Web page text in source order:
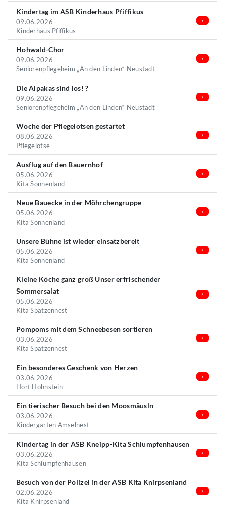
Kindertag im ASB Kinderhaus Pfiffikus
09.06.2026
Kinderhaus Pfiffikus
Hohwald-Chor
09.06.2026
Seniorenpflegeheim „An den Linden“ Neustadt
Die Alpakas sind los! ?
09.06.2026
Seniorenpflegeheim „An den Linden“ Neustadt
Woche der Pflegelotsen gestartet
08.06.2026
Pflegelotse
Ausflug auf den Bauernhof
05.06.2026
Kita Sonnenland
Neue Bauecke in der Möhrchengruppe
05.06.2026
Kita Sonnenland
Unsere Bühne ist wieder einsatzbereit
05.06.2026
Kita Sonnenland
Kleine Köche ganz groß Unser erfrischender
Sommersalat
05.06.2026
Kita Spatzennest
Pompoms mit dem Schneebesen sortieren
03.06.2026
Kita Spatzennest
Ein besonderes Geschenk von Herzen
03.06.2026
Hort Hohnstein
Ein tierischer Besuch bei den Moosmäusln
03.06.2026
Kindergarten Amselnest
Kindertag in der ASB Kneipp-Kita Schlumpfenhausen
03.06.2026
Kita Schlumpfenhausen
Besuch von der Polizei in der ASB Kita Knirpsenland
02.06.2026
Kita Knirpsenland